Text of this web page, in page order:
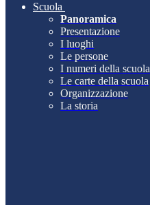
Scuola
Panoramica
Presentazione
I luoghi
Le persone
I numeri della scuola
Le carte della scuola
Organizzazione
La storia